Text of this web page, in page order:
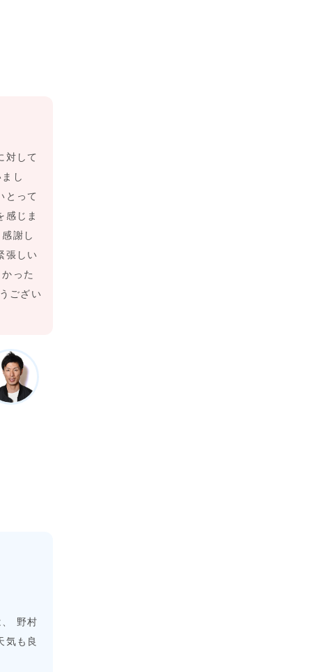
対して
し
とって
感じま
謝し
張しい
った
ござい
野村
気も良